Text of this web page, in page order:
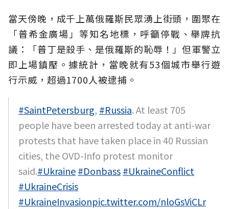
當天傍晚，成千上萬俄羅斯民眾湧上街頭，圍聚在
「普希金廣場」等知名地標，呼籲停戰、舉牌抗
議：「普丁是殺手、是俄羅斯的恥辱！」但軍警立
即上場鎮壓。據統計，當晚就有53個城市舉行遊
行示威，超過1700人被逮捕。
#SaintPetersburg, #Russia. At least 705
people have been arrested today at anti-war
protests that have taken place in 40 Russian
cities, the OVD-Info protest monitor
said.#Ukraine#Donbass#UkraineConflict
#UkraineCrisis
#UkraineInvasionpic.twitter.com/nloGsViCLr